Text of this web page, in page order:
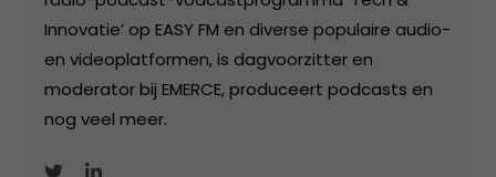
Innovatie’ op EASY FM en diverse populaire audio-
en videoplatformen, is dagvoorzitter en
moderator bij EMERCE, produceert podcasts en
nog veel meer.